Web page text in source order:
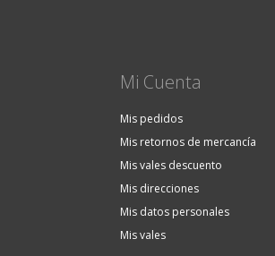
Mi Cuenta
Mis pedidos
Mis retornos de mercancía
Mis vales descuento
Mis direcciones
Mis datos personales
Mis vales